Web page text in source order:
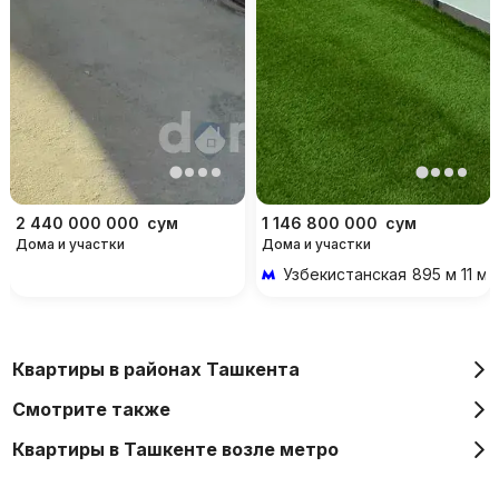
2 440 000 000 сум
Дома и участки
1 146 800 000 сум
Дома и участки
Узбекистанская 895 м 11
Квартиры в районах Ташкента
Смотрите также
Квартиры в Ташкенте возле метро